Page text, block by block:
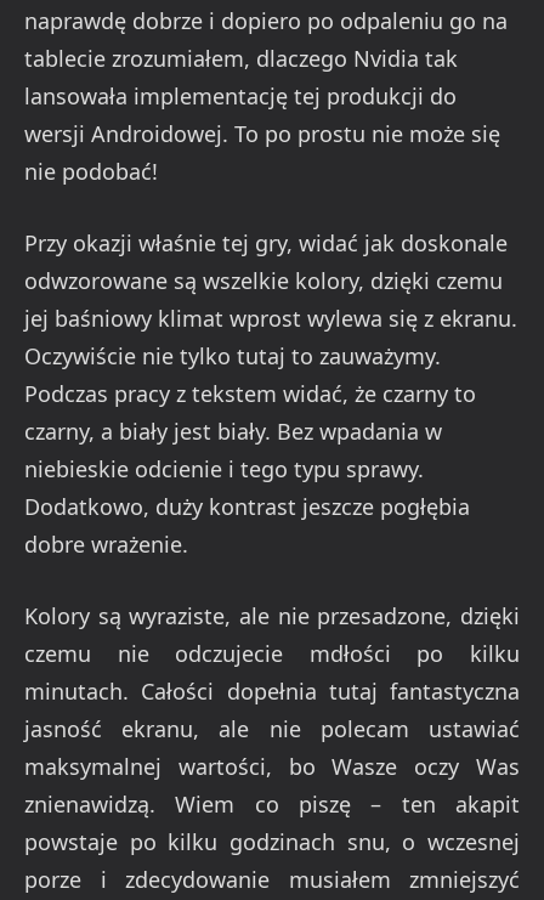
naprawdę dobrze i dopiero po odpaleniu go na
tablecie zrozumiałem, dlaczego Nvidia tak
lansowała implementację tej produkcji do
wersji Androidowej. To po prostu nie może się
nie podobać!
Przy okazji właśnie tej gry, widać jak doskonale
odwzorowane są wszelkie kolory, dzięki czemu
jej baśniowy klimat wprost wylewa się z ekranu.
Oczywiście nie tylko tutaj to zauważymy.
Podczas pracy z tekstem widać, że czarny to
czarny, a biały jest biały. Bez wpadania w
niebieskie odcienie i tego typu sprawy.
Dodatkowo, duży kontrast jeszcze pogłębia
dobre wrażenie.
Kolory są wyraziste, ale nie przesadzone, dzięki
czemu nie odczujecie mdłości po kilku
minutach. Całości dopełnia tutaj fantastyczna
jasność ekranu, ale nie polecam ustawiać
maksymalnej wartości, bo Wasze oczy Was
znienawidzą. Wiem co piszę – ten akapit
powstaje po kilku godzinach snu, o wczesnej
porze i zdecydowanie musiałem zmniejszyć